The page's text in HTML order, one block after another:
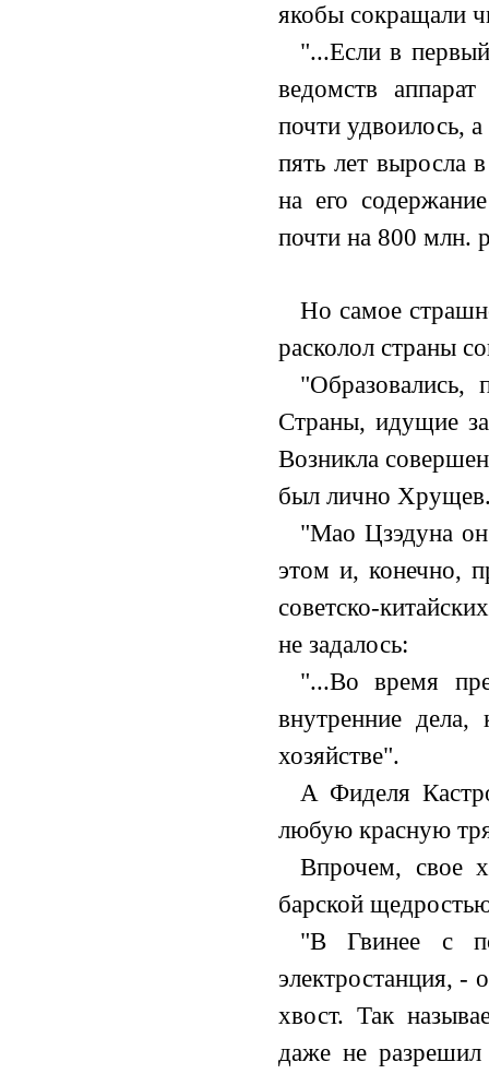
якобы сокращали
"...Если в
ведомств
почти удвоилось,
пять лет выросла
на его
почти на 800 млн.
Но самое
расколол страны
Страны, идущие
Возникла
был лично
"Мао Цзэдуна он
этом и, конечно,
советско-
не задалось:
"...Во время
внутренние
хозяйстве".
А Фиделя
любую красную
Впрочем, свое
барской
"В Гвинее с
электростанция, -
хвост. Так
даже не